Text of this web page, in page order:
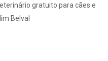
gratuito para cães e
Belval